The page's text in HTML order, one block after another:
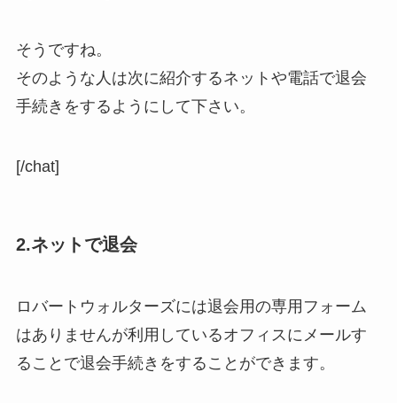
そうですね。
そのような人は次に紹介するネットや電話で退会
手続きをするようにして下さい。
[/chat]
2.ネットで退会
ロバートウォルターズには退会用の専用フォーム
はありませんが利用しているオフィスにメールす
ることで退会手続きをすることができます。